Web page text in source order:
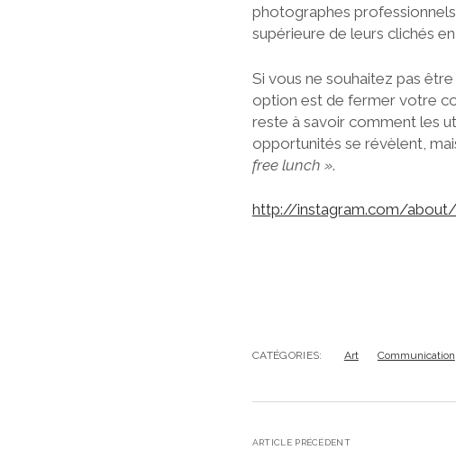
photographes
supérieure de leurs clichés
Si vous ne souhaitez pas
option est de fermer votre
reste à savoir comment les
opportunités se révèlent,
free lunch ».
http://instagram.com/
CATÉGORIES: Art Communication
ARTICLE PRÉCÉDENT